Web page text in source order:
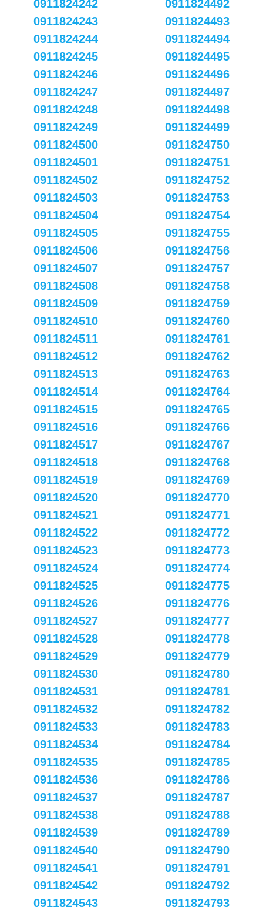
0911824242
0911824243
0911824244
0911824245
0911824246
0911824247
0911824248
0911824249
0911824492
0911824493
0911824494
0911824495
0911824496
0911824497
0911824498
0911824499
0911824500
0911824501
0911824502
0911824503
0911824504
0911824505
0911824506
0911824507
0911824508
0911824509
0911824510
0911824511
0911824512
0911824513
0911824514
0911824515
0911824516
0911824517
0911824518
0911824519
0911824520
0911824521
0911824522
0911824523
0911824524
0911824525
0911824526
0911824527
0911824528
0911824529
0911824530
0911824531
0911824532
0911824533
0911824534
0911824535
0911824536
0911824537
0911824538
0911824539
0911824540
0911824541
0911824542
0911824543
0911824750
0911824751
0911824752
0911824753
0911824754
0911824755
0911824756
0911824757
0911824758
0911824759
0911824760
0911824761
0911824762
0911824763
0911824764
0911824765
0911824766
0911824767
0911824768
0911824769
0911824770
0911824771
0911824772
0911824773
0911824774
0911824775
0911824776
0911824777
0911824778
0911824779
0911824780
0911824781
0911824782
0911824783
0911824784
0911824785
0911824786
0911824787
0911824788
0911824789
0911824790
0911824791
0911824792
0911824793